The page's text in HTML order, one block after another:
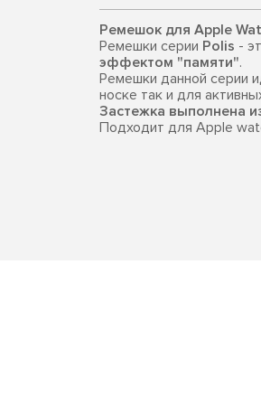
Ремешок для Apple
Ремешки серии Polis -
эффектом "памяти".
Ремешки данной серии
носке так и для
Застежка выполнена
Подходит для Apple